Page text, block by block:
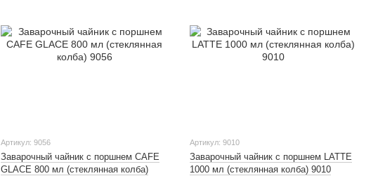
Артикул: 9056
Заварочный чайник с поршнем CAFE
GLACE 800 мл (стеклянная колба)
Артикул: 9010
Заварочный чайник с поршнем LATTE
1000 мл (стеклянная колба) 9010